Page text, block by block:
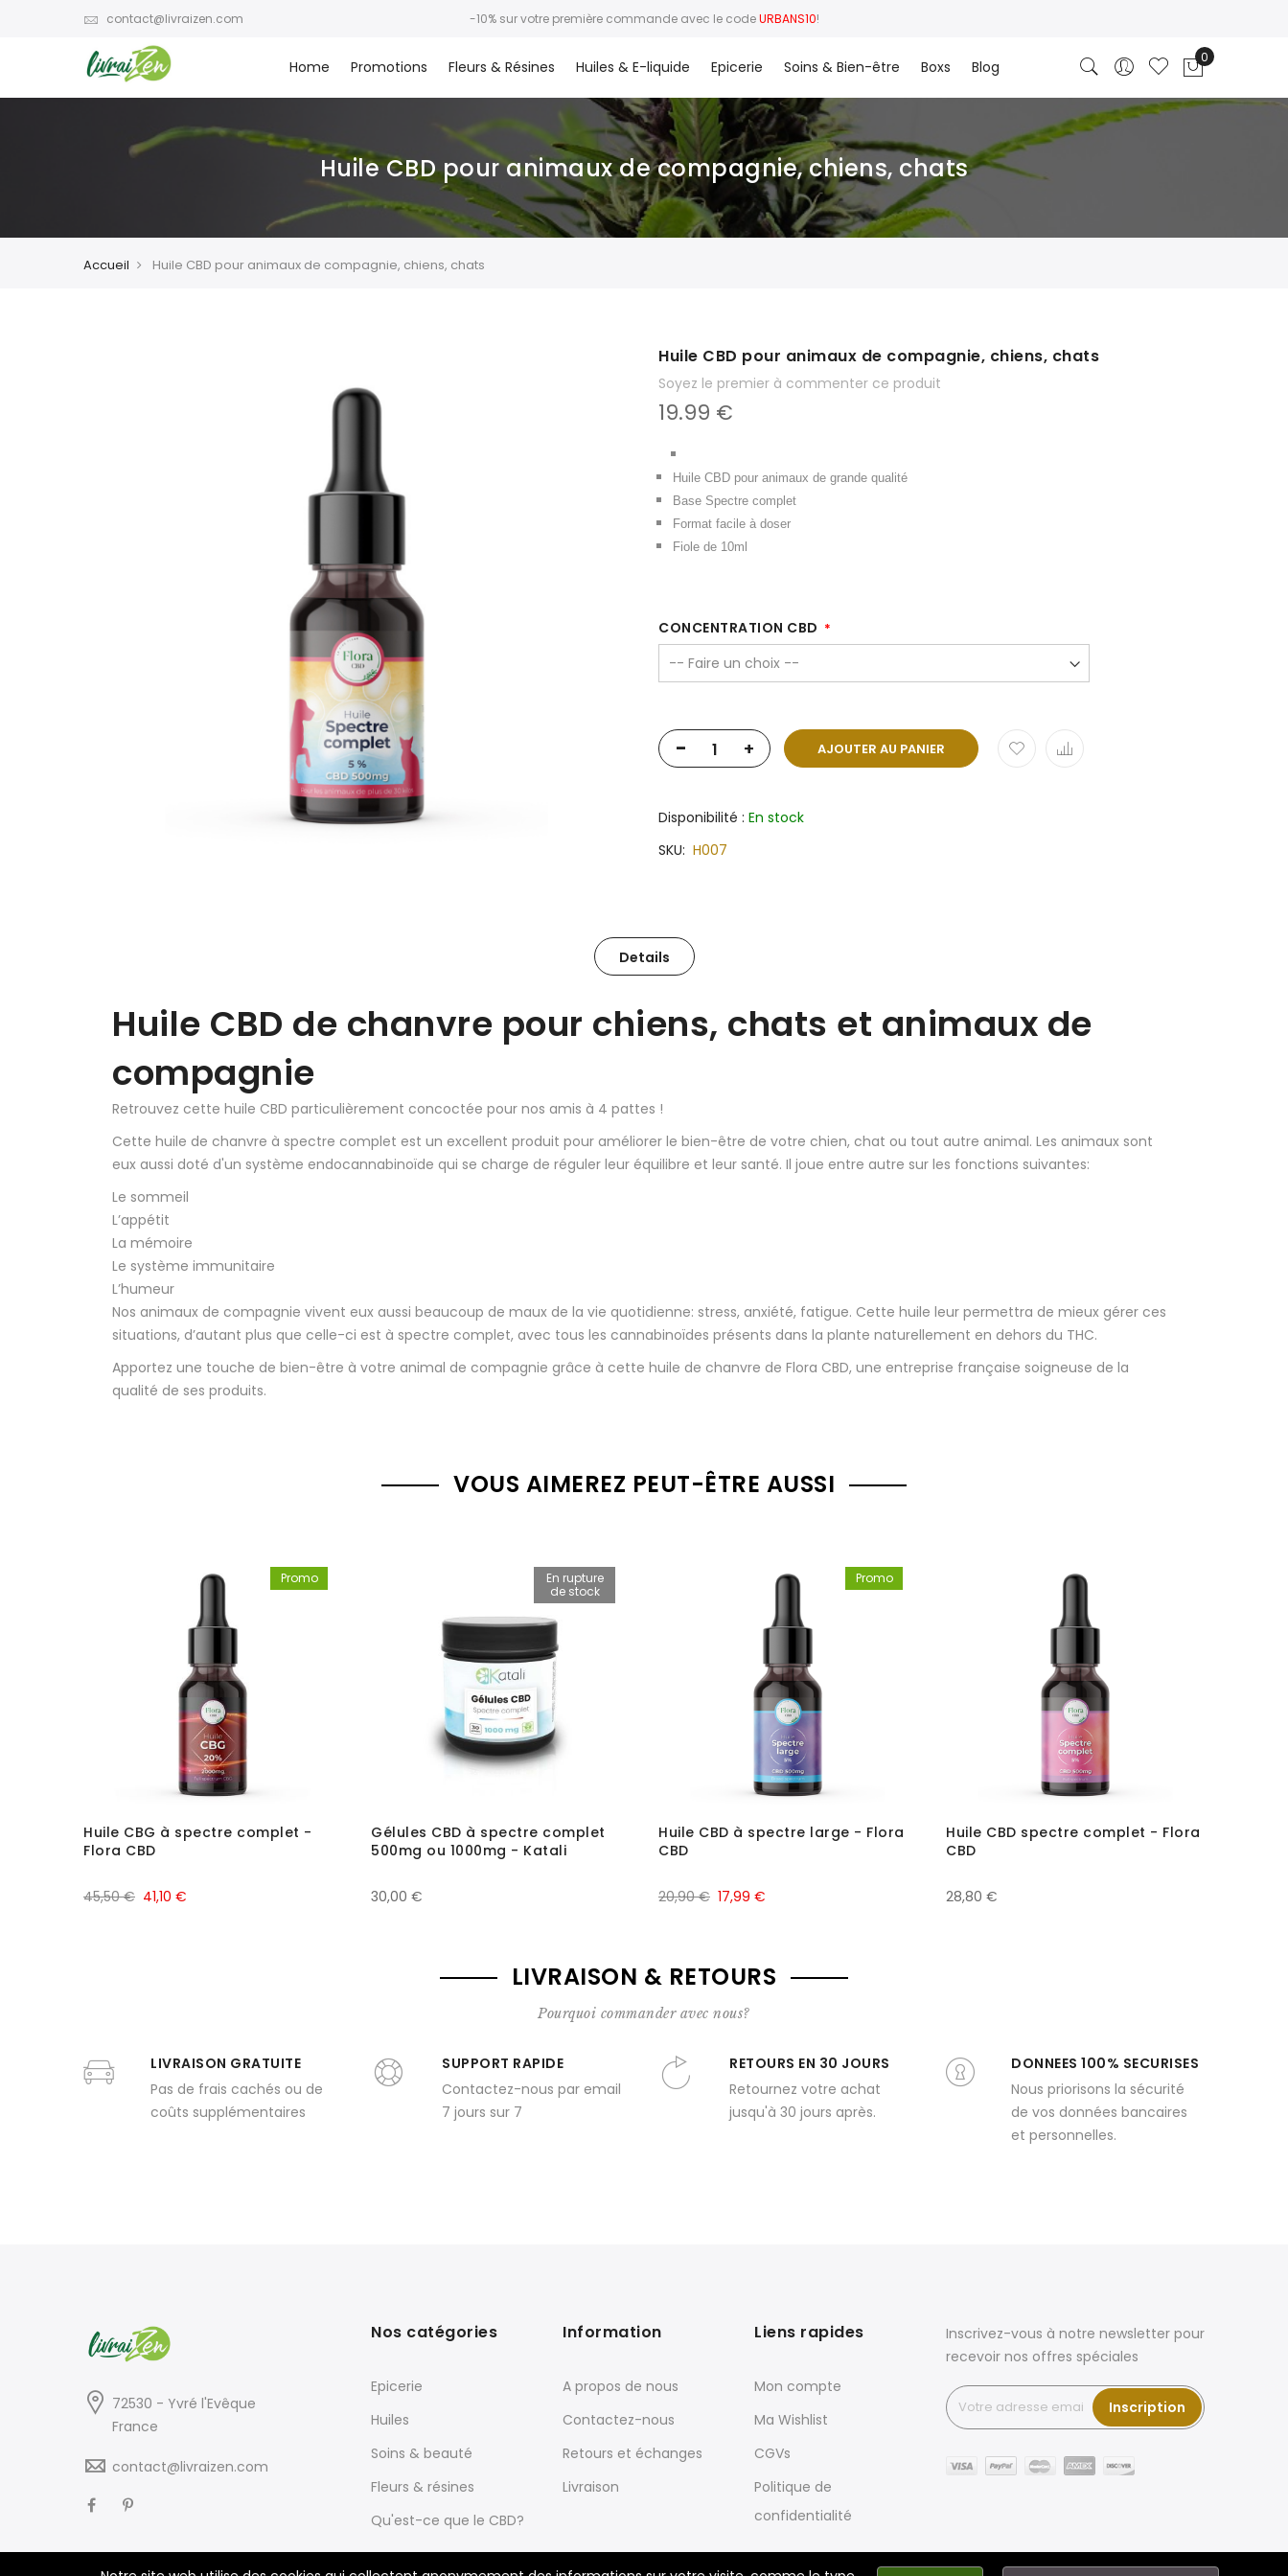
contact@livraizen.com -10% sur votre première commande avec le codeURBANS10!
Home Promotions Fleurs & Résines Huiles & E-liquide Epicerie Soins & Bien-être Boxs Blog
Huile CBD pour animaux de compagnie, chiens, chats
Accueil Huile CBD pour animaux de compagnie, chiens, chats
Huile CBD pour animaux de compagnie, chiens, chats
Soyez le premier à commenter ce produit
19.99 €
Huile CBD pour animaux de grande qualité
Base Spectre complet
Format facile à doser
Fiole de 10ml
CONCENTRATION CBD
- + AJOUTER AU PANIER
Disponibilité : En stock
SKU H007
Details
Huile CBD de chanvre pour chiens, chats et animaux de
compagnie
Retrouvez cette huile CBD particulièrement concoctée pour nos amis à 4 pattes !
Cette huile de chanvre à spectre complet est un excellent produit pour améliorer le bien-être de votre chien, chat ou tout autre animal. Les animaux sont
eux aussi doté d'un système endocannabinoïde qui se charge de réguler leur équilibre et leur santé. Il joue entre autre sur les fonctions suivantes:
Le sommeil
L’appétit
La mémoire
Le système immunitaire
L’humeur
Nos animaux de compagnie vivent eux aussi beaucoup de maux de la vie quotidienne: stress, anxiété, fatigue. Cette huile leur permettra de mieux gérer ces
situations, d’autant plus que celle-ci est à spectre complet, avec tous les cannabinoïdes présents dans la plante naturellement en dehors du THC.
Apportez une touche de bien-être à votre animal de compagnie grâce à cette huile de chanvre de Flora CBD, une entreprise française soigneuse de la
qualité de ses produits.
VOUS AIMEREZ PEUT-ÊTRE AUSSI
Promo
Huile CBG à spectre complet -
Flora CBD
41,10 €
45,50 €
En rupture
de stock
Gélules CBD à spectre complet
500mg ou 1000mg - Katali
30,00 €
Promo
Huile CBD à spectre large - Flora
CBD
17,99 €
20,90 €
Huile CBD spectre complet - Flora
CBD
28,80 €
LIVRAISON & RETOURS
Pourquoi commander avec nous?
LIVRAISON GRATUITE
Pas de frais cachés ou de
coûts supplémentaires
SUPPORT RAPIDE
Contactez-nous par email
7 jours sur 7
RETOURS EN 30 JOURS
Retournez votre achat
jusqu'à 30 jours après.
DONNEES 100% SECURISES
Nous priorisons la sécurité
de vos données bancaires
et personnelles.
72530 - Yvré l'Evêque
France
contact@livraizen.com
Nos catégories
Epicerie
Huiles
Soins & beauté
Fleurs & résines
Qu'est-ce que le CBD?
Information
A propos de nous
Contactez-nous
Retours et échanges
Livraison
Liens rapides
Mon compte
Ma Wishlist
CGVs
Politique de
confidentialité
Inscrivez-vous à notre newsletter pour
recevoir nos offres spéciales
Inscription